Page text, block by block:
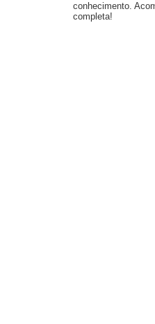
conhecimento.
completa!